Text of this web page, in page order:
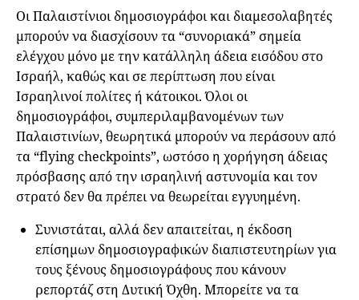
Οι Παλαιστίνιοι δημοσιογράφοι και διαμεσολαβητές
μπορούν να διασχίσουν τα “συνοριακά” σημεία
ελέγχου μόνο με την κατάλληλη άδεια εισόδου στο
Ισραήλ, καθώς και σε περίπτωση που είναι
Ισραηλινοί πολίτες ή κάτοικοι. Όλοι οι
δημοσιογράφοι, συμπεριλαμβανομένων των
Παλαιστινίων, θεωρητικά μπορούν να περάσουν από
τα “flying checkpoints”, ωστόσο η χορήγηση άδειας
πρόσβασης από την ισραηλινή αστυνομία και τον
στρατό δεν θα πρέπει να θεωρείται εγγυημένη.
Συνιστάται, αλλά δεν απαιτείται, η έκδοση
επίσημων δημοσιογραφικών διαπιστευτηρίων για
τους ξένους δημοσιογράφους που κάνουν
ρεπορτάζ στη Δυτική Όχθη. Μπορείτε να τα